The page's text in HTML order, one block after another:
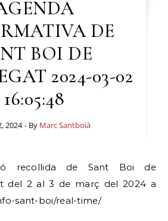
DE
BOI DE
2024-03-02
16:05:48
2024 - By Marc Santboià
del 2 al 3 de març del 2024 a
sant-boi/real-time/